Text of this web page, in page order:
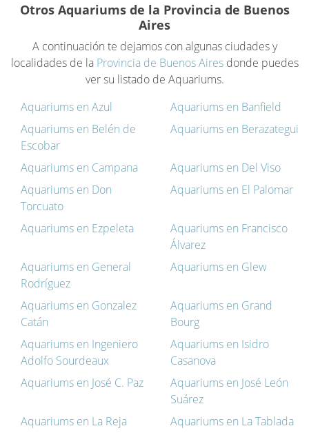
Otros Aquariums de la Provincia de Buenos
Aires
A continuación te dejamos con algunas ciudades y
localidades de la Provincia de Buenos Airesdonde puedes
ver su listado de Aquariums.
Aquariums en Azul
Aquariums en Banfield
Aquariums en Belén de
Escobar
Aquariums en Berazategui
Aquariums en Campana
Aquariums en Del Viso
Aquariums en Don
Torcuato
Aquariums en El Palomar
Aquariums en Ezpeleta
Aquariums en Francisco
Álvarez
Aquariums en General
Rodríguez
Aquariums en Glew
Aquariums en Gonzalez
Catán
Aquariums en Grand
Bourg
Aquariums en Ingeniero
Adolfo Sourdeaux
Aquariums en Isidro
Casanova
Aquariums en José C. Paz
Aquariums en José León
Suárez
Aquariums en La Reja
Aquariums en La Tablada